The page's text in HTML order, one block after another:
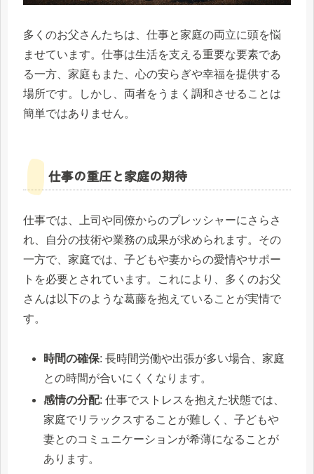
多くのお父さんたちは、仕事と家庭の両立に頭を悩
ませています。仕事は生活を支える重要な要素であ
る一方、家庭もまた、心の安らぎや幸福を提供する
場所です。しかし、両者をうまく調和させることは
簡単ではありません。
仕事の重圧と家庭の期待
仕事では、上司や同僚からのプレッシャーにさらさ
れ、自分の技術や業務の成果が求められます。その
一方で、家庭では、子どもや妻からの愛情やサポー
トを必要とされています。これにより、多くのお父
さんは以下のような葛藤を抱えていることが実情で
す。
時間の確保: 長時間労働や出張が多い場合、家庭
との時間が合いにくくなります。
感情の分配: 仕事でストレスを抱えた状態では、
家庭でリラックスすることが難しく、子どもや
妻とのコミュニケーションが希薄になることが
あります。